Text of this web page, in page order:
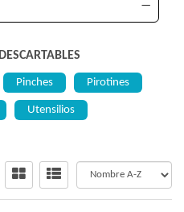
DESCARTABLES
Pinches Pirotines
Utensilios